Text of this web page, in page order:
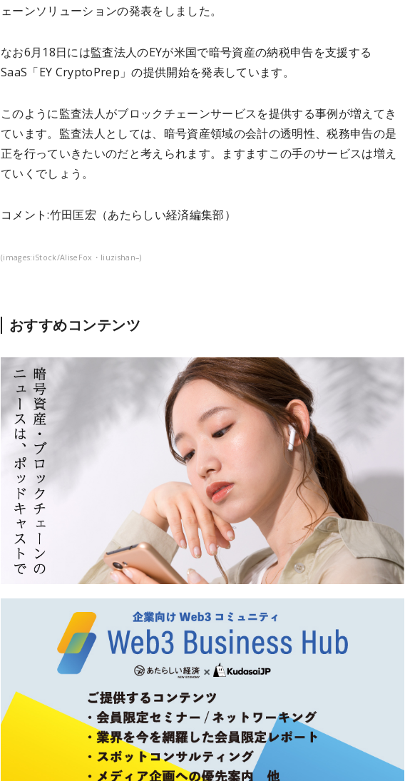
ェーンソリューションの発表をしました。
なお6月18日には監査法人のEYが米国で暗号資産の納税申告を支援する
SaaS「EY CryptoPrep」の提供開始を発表しています。
このように監査法人がブロックチェーンサービスを提供する事例が増えてき
ています。監査法人としては、暗号資産領域の会計の透明性、税務申告の是
正を行っていきたいのだと考えられます。ますますこの手のサービスは増え
ていくでしょう。
コメント:竹田匡宏（あたらしい経済編集部）
(images:iStock/AliseFox・liuzishan–)
おすすめコンテンツ